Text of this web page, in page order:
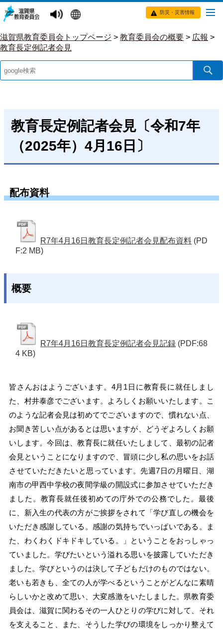
防災・災害情報
滋賀県教育委員会トップページ > 教育委員会の概要 > 広報 >
教育長定例記者会見
教育長定例記者会見〔令和7年
（2025年）4月16日〕
配布資料
R7年4月16日教育長定例記者会見配布資料 (PD
F:2 MB)
概要
R7年4月16日教育長定例記者会見記録 (PDF:68
4 KB)
皆さんおはようございます。4月1日に教育長に就任しまし
た、村井泰彦でございます。よろしくお願いいたします。こ
のような記者会見は初めてでございますので、慣れない点、
お聞き苦しい点があるとは思いますが、どうぞよろしくお願
いします。今回は、教育長に就任いたしまして、最初の記者
会見ということになりますので、冒頭に少し私の思いをお話
させていただきたいと思っています。先週7日の月曜日、湖
南市の甲西中学校の夜間学級の開設式に参加させていただき
ました。教育長就任後初めての庁外での公務でした。最後
に、新入生の代表の方がご挨拶をされて「学び直しの機会を
いただき感謝している。感謝の気持ちでいっぱいである。ま
た、わくわくドキドキしている。」ということをおっしゃっ
ていました。学びたいという溢れる思いを披露していただき
ました。学びというのは決して子どもだけのものではない。
老いも若きも、全ての人が学べるということがどんなに素晴
らしいかと改めて思い、大変感激をいたしました。県教育委
員会は、滋賀に関わるその一人ひとりの学びに対して、それ
を支えること、また、そうした学びの環境をしっかり整えて